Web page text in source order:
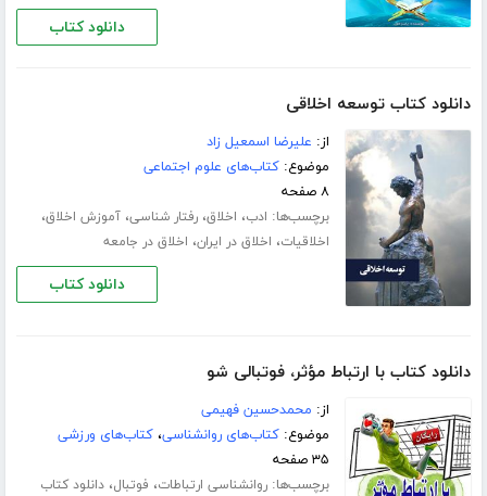
دانلود کتاب
دانلود کتاب توسعه اخلاقی
از: علیرضا اسمعیل زاد
موضوع:کتاب‌های علوم اجتماعی
۸ صفحه
برچسب‌ها: ادب، اخلاق،رفتار شناسی،آموزش اخلاق،
اخلاقیات، اخلاق در ایران، اخلاق در جامعه
دانلود کتاب
دانلود کتاب با ارتباط مؤثر، فوتبالی شو
از: محمدحسین فهیمی
موضوع:کتاب‌های روانشناسی،کتاب‌های ورزشی
۳۵ صفحه
برچسب‌ها:روانشناسی ارتباطات، فوتبال،دانلود کتاب